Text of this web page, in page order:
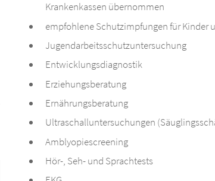
Krankenkassen übernommen
empfohlene Schutzimpfungen für Kinder
Jugendarbeitsschutzuntersuchung
Entwicklungsdiagnostik
Erziehungsberatung
Ernährungsberatung
Ultraschalluntersuchungen
Amblyopiescreening
Hör-, Seh- und Sprachtests